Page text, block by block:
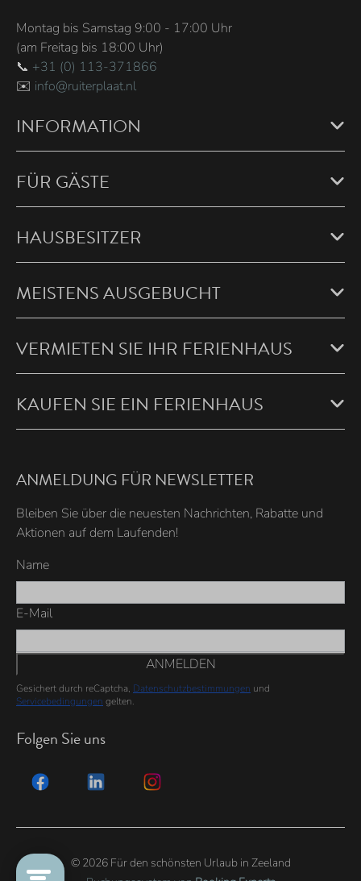
Montag bis Samstag 9:00 - 17:00 Uhr
(am Freitag bis 18:00 Uhr)
📞 +31 (0) 113-371866
✉️ info@ruiterplaat.nl
INFORMATION
FÜR GÄSTE
HAUSBESITZER
MEISTENS AUSGEBUCHT
VERMIETEN SIE IHR FERIENHAUS
KAUFEN SIE EIN FERIENHAUS
ANMELDUNG FÜR NEWSLETTER
Bleiben Sie über die neuesten Nachrichten, Rabatte und
Aktionen auf dem Laufenden!
Name
E-Mail
ANMELDEN
Gesichert durch reCaptcha, Datenschutzbestimmungen und
Servicebedingungen gelten.
Folgen Sie uns
© 2026 Für den schönsten Urlaub in Zeeland